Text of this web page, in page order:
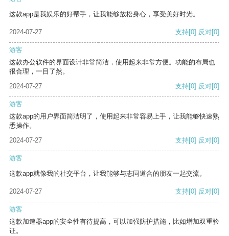
这款app是我娱乐的好帮手，让我能够放松身心，享受美好时光。
2024-07-27 支持[0] 反对[0]
游客
这款办公软件的界面设计非常简洁，使用起来非常方便。功能的布局也
很合理，一目了然。
2024-07-27
支持[0] 反对[0]
游客
这款app的用户界面简洁明了，使用起来非常容易上手，让我能够快速熟
悉操作。
2024-07-27
支持[0] 反对[0]
游客
这款app就像我的社交平台，让我能够与志同道合的朋友一起交流。
2024-07-27 支持[0] 反对[0]
游客
这款加速器app的安全性有待提高，可以加强防护措施，比如增加双重验
证。